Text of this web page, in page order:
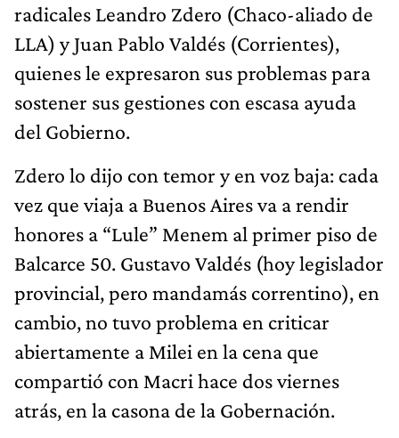
radicales Leandro Zdero (Chaco-aliado de
LLA) y Juan Pablo Valdés (Corrientes),
quienes le expresaron sus problemas para
sostener sus gestiones con escasa ayuda
del Gobierno.
Zdero lo dijo con temor y en voz baja: cada
vez que viaja a Buenos Aires va a rendir
honores a “Lule” Menem al primer piso de
Balcarce 50. Gustavo Valdés (hoy legislador
provincial, pero mandamás correntino), en
cambio, no tuvo problema en criticar
abiertamente a Milei en la cena que
compartió con Macri hace dos viernes
atrás, en la casona de la Gobernación.